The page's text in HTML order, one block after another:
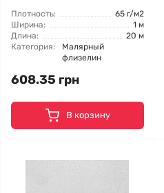
Плотность:
65 г/м2
Ширина:
1 м
Длина:
20 м
Категория:
Малярный
флизелин
608.35 грн
В корзину